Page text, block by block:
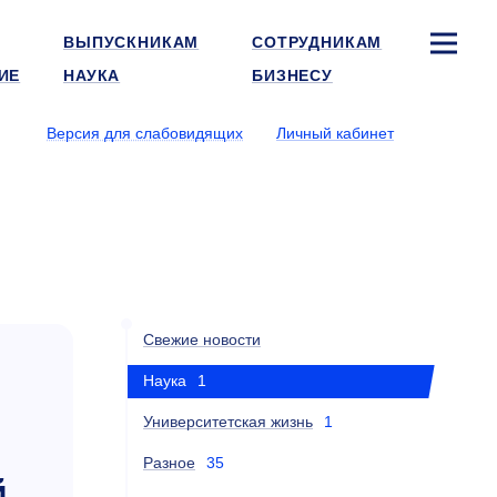
ВЫПУСКНИКАМ
СОТРУДНИКАМ
НАУКА БИЗНЕСУ
Версия для слабовидящих
Личный кабинет
Свежие новости
Наука 1
Университетская жизнь 1
Разное 35